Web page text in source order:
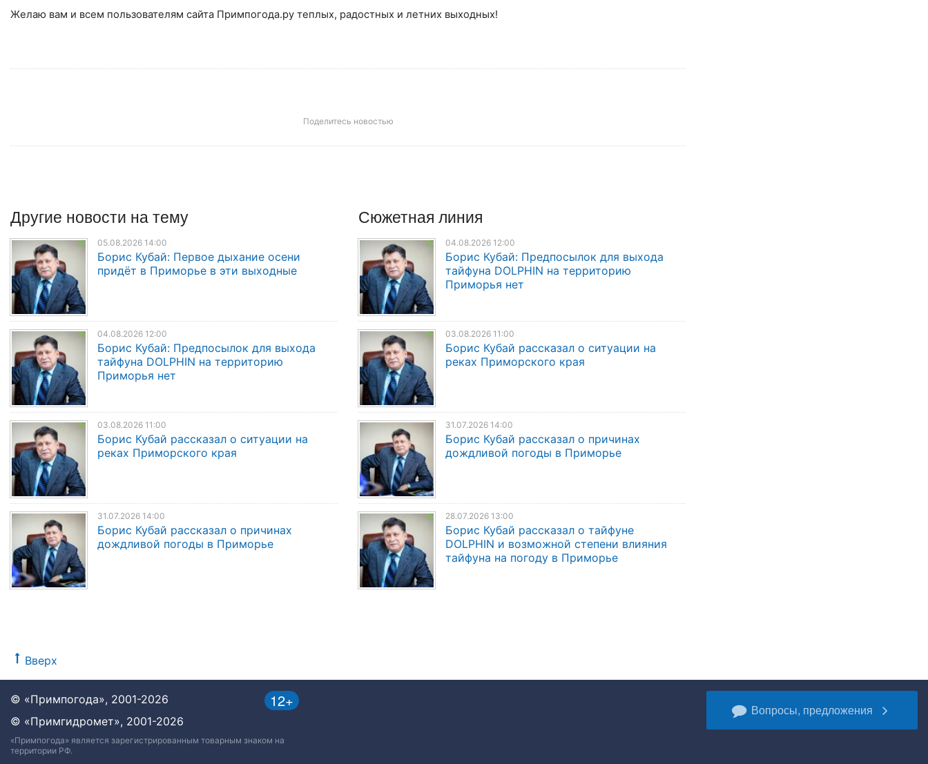
Желаю вам и всем пользователям сайта Примпогода.ру теплых, радостных и летних выходных!
Поделитесь новостью
Другие новости на тему
05.08.2026 14:00
Борис Кубай: Первое дыхание осени
придёт в Приморье в эти выходные
04.08.2026 12:00
Борис Кубай: Предпосылок для выхода
тайфуна DOLPHIN на территорию
Приморья нет
03.08.2026 11:00
Борис Кубай рассказал о ситуации на
реках Приморского края
31.07.2026 14:00
Борис Кубай рассказал о причинах
дождливой погоды в Приморье
Сюжетная линия
04.08.2026 12:00
Борис Кубай: Предпосылок для выхода
тайфуна DOLPHIN на территорию
Приморья нет
03.08.2026 11:00
Борис Кубай рассказал о ситуации на
реках Приморского края
31.07.2026 14:00
Борис Кубай рассказал о причинах
дождливой погоды в Приморье
28.07.2026 13:00
Борис Кубай рассказал о тайфуне
DOLPHIN и возможной степени влияния
тайфуна на погоду в Приморье
Вверх
12+
© «Примпогода», 2001-2026
© «Примгидромет», 2001-2026
«Примпогода» является зарегистрированным товарным знаком на
территории РФ.
Вопросы, предложения